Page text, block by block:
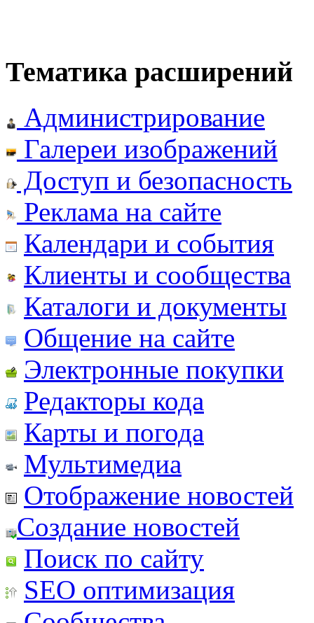
Тематика расширений
Администрирование
Галереи изображений
Доступ и безопасность
Реклама на сайте
Календари и события
Клиенты и сообщества
Каталоги и документы
Общение на сайте
Электронные покупки
Редакторы кода
Карты и погода
Мультимедиа
Отображение новостей
Создание новостей
Поиск по сайту
SEO оптимизация